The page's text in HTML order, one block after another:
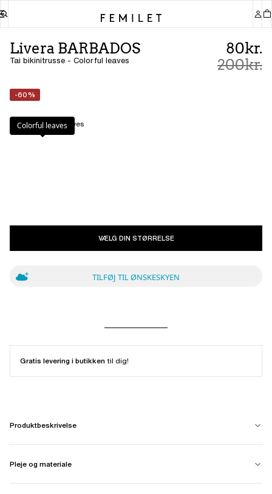
Livera BARBADOS
Tai bikinitrusse - Colorful leaves
80kr.
200kr.
-60%
Farve:Colorful leaves
Colorful leaves
VÆLG DIN STØRRELSE
TILFØJ TIL ØNSKESKYEN
Gratis levering i butikken til dig!
Produktbeskrivelse
Pleje og materiale